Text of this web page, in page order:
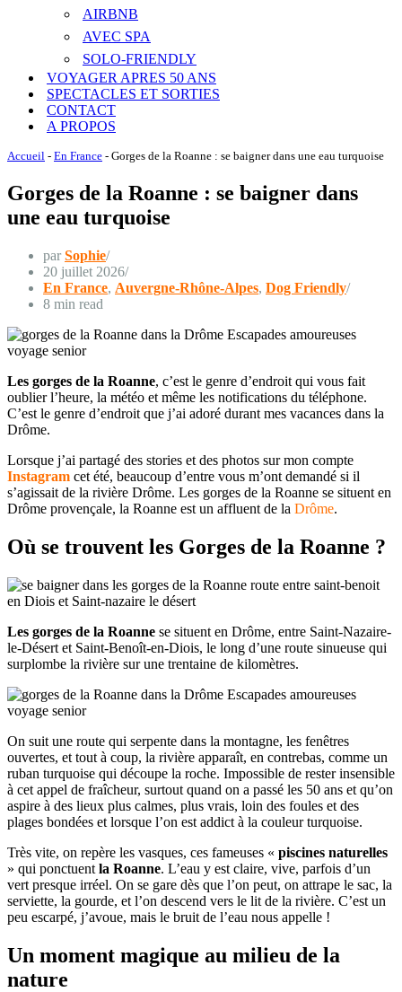
AIRBNB
AVEC SPA
SOLO-FRIENDLY
VOYAGER APRES 50 ANS
SPECTACLES ET SORTIES
CONTACT
A PROPOS
Accueil - En France - Gorges de la Roanne : se baigner dans une eau turquoise
Gorges de la Roanne : se baigner dans
une eau turquoise
parSophie
20 juillet 2026
En France, Auvergne-Rhône-Alpes, Dog Friendly
8 min read
Les gorges de la Roanne, c’est le genre d’endroit qui vous fait
oublier l’heure, la météo et même les notifications du téléphone.
C’est le genre d’endroit que j’ai adoré durant mes vacances dans la
Drôme.
Lorsque j’ai partagé des stories et des photos sur mon compte
Instagram cet été, beaucoup d’entre vous m’ont demandé si il
s’agissait de la rivière Drôme. Les gorges de la Roanne se situent en
Drôme provençale, la Roanne est un affluent de la Drôme.
Où se trouvent les Gorges de la Roanne ?
Les gorges de la Roanne se situent en Drôme, entre Saint-Nazaire-
le-Désert et Saint-Benoît-en-Diois, le long d’une route sinueuse qui
surplombe la rivière sur une trentaine de kilomètres.
On suit une route qui serpente dans la montagne, les fenêtres
ouvertes, et tout à coup, la rivière apparaît, en contrebas, comme un
ruban turquoise qui découpe la roche. Impossible de rester insensible
à cet appel de fraîcheur, surtout quand on a passé les 50 ans et qu’on
aspire à des lieux plus calmes, plus vrais, loin des foules et des
plages bondées et lorsque l’on est addict à la couleur turquoise.
Très vite, on repère les vasques, ces fameuses « piscines naturelles
» qui ponctuent la Roanne. L’eau y est claire, vive, parfois d’un
vert presque irréel. On se gare dès que l’on peut, on attrape le sac, la
serviette, la gourde, et l’on descend vers le lit de la rivière. C’est un
peu escarpé, j’avoue, mais le bruit de l’eau nous appelle !
Un moment magique au milieu de la
nature